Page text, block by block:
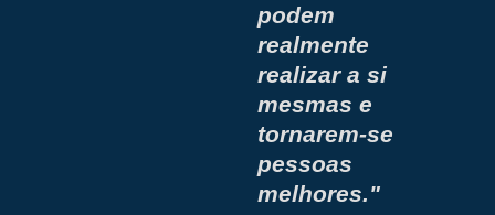
podem
realmente
realizar a si
mesmas e
tornarem-se
pessoas
melhores."